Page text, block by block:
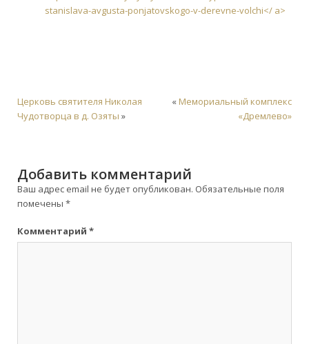
stanislava-avgusta-ponjatovskogo-v-derevne-volchi</ a>
Церковь святителя Николая
Чудотворца в д. Озяты »
« Мемориальный комплекс
«Дремлево»
Добавить комментарий
Ваш адрес email не будет опубликован. Обязательные поля
помечены *
Комментарий *